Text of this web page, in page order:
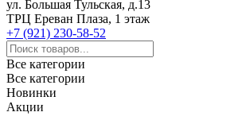
ул. Большая Тульская, д.13
ТРЦ Ереван Плаза, 1 этаж
+7 (921) 230-58-52
Все категории
Все категории
Новинки
Акции